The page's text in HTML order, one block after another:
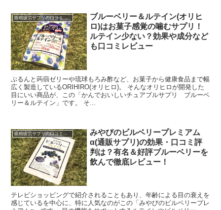
眼精疲労サプリの口コミ・レビュー
ブルーベリー＆ルテイン(オリヒ
ロ)はお菓子感覚の噛むサプリ！
ルテイン少ない？効果や成分など
も口コミレビュー
ぷるんと蒟蒻ゼリーや琉球もろみ酢など、お菓子から健康食品まで幅
広く製造しているORIHIRO(オリヒロ)。 そんなオリヒロが開発した
目にいい商品が、この「かんでおいしいチュアブルサプリ ブルーベ
リー＆ルテイン」です。 そ...
眼精疲労サプリの口コミ・レビュー
みやびのビルベリープレミアム
α(通販サプリ)の効果・口コミ評
判は？有名＆好評ブルーベリーを
飲んで徹底レビュー！
テレビショッピングで紹介されることもあり、年齢による目の衰えを
感じているを中心に、特に人気なのがこの「みやびのビルベリープレ